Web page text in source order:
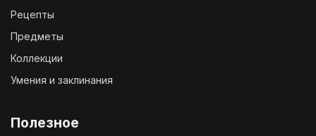
Рецепты
Предметы
Коллекции
Умения и заклинания
Полезное